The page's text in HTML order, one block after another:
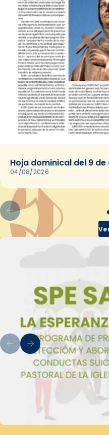
Hoja dominical del 9
04/08/2026